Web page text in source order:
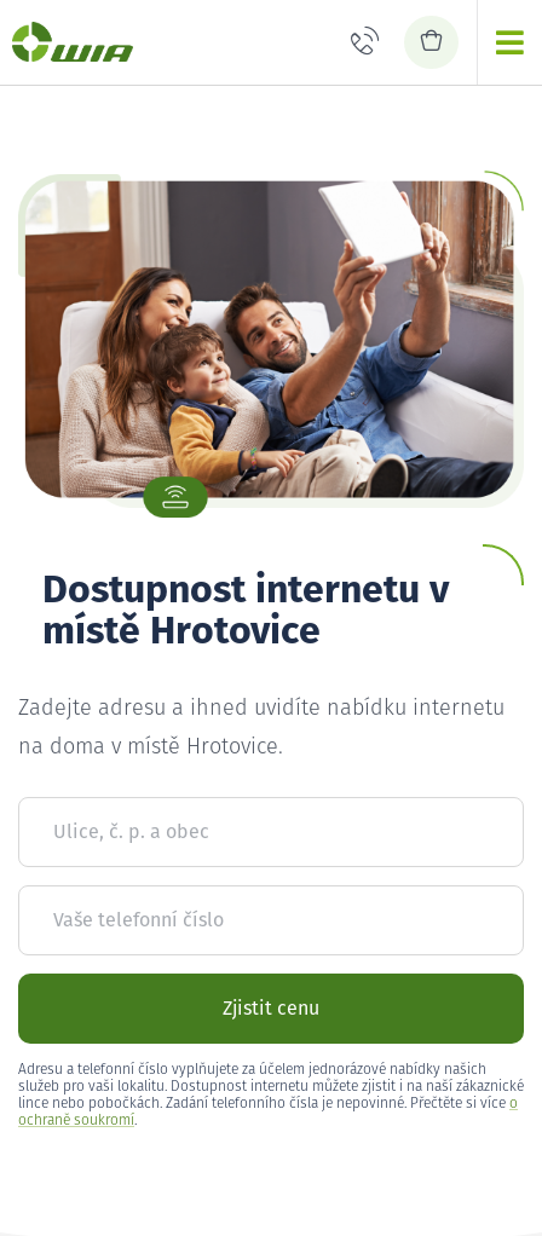
Dostupnost internetu v
místě Hrotovice
Zadejte adresu a ihned uvidíte nabídku internetu
na doma v místě Hrotovice.
Ulice, č. p. a obec
Vaše telefonní číslo
Zjistit cenu
Adresu a telefonní číslo vyplňujete za účelem jednorázové nabídky našich
služeb pro vaši lokalitu. Dostupnost internetu můžete zjistit i na naší zákaznické
lince nebo pobočkách. Zadání telefonního čísla je nepovinné. Přečtěte si více o
ochraně soukromí.